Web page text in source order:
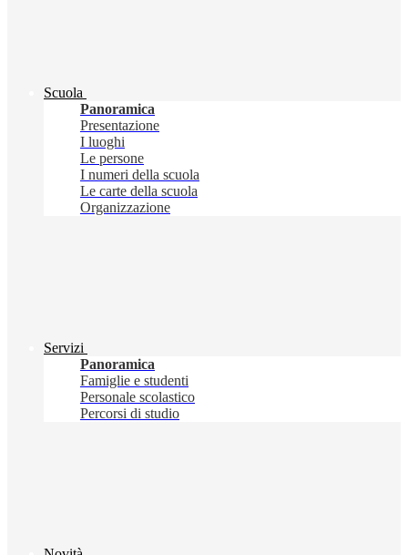
Scuola
Panoramica
Presentazione
I luoghi
Le persone
I numeri della scuola
Le carte della scuola
Organizzazione
Servizi
Panoramica
Famiglie e studenti
Personale scolastico
Percorsi di studio